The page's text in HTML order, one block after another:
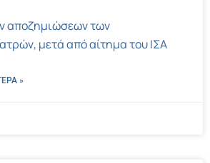
αποζημιώσεων των
μετά από αίτημα του ΙΣΑ
»